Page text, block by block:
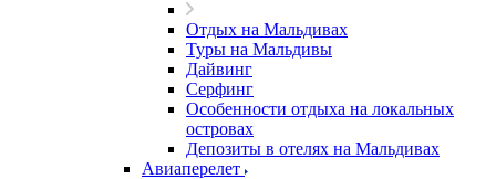
Отдых на Мальдивах
Туры на Мальдивы
Дайвинг
Серфинг
Особенности отдыха на локальных
островах
Депозиты в отелях на Мальдивах
Авиаперелет